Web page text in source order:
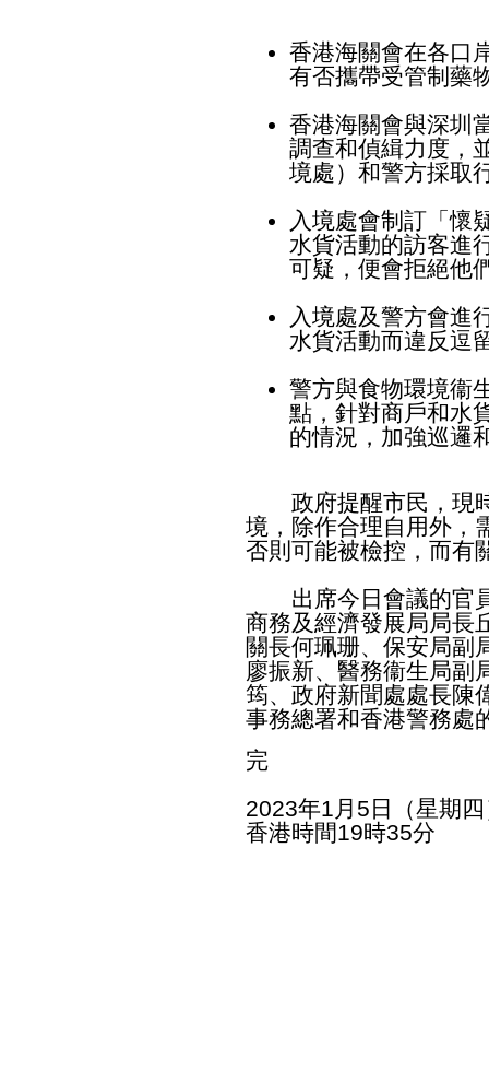
香港海關會在各口
有否攜帶受管制藥
香港海關會與深圳
調查和偵緝力度，
境處）和警方採取
入境處會制訂「懷
水貨活動的訪客進
可疑，便會拒絕他
入境處及警方會進
水貨活動而違反逗
警方與食物環境衞
點，針對商戶和水
的情況，加強巡邏
政府提醒市民，現時
境，除作合理自用外，
否則可能被檢控，而有
出席今日會議的官員
商務及經濟發展局局長
關長何珮珊、保安局副
廖振新、醫務衞生局副
筠、政府新聞處處長陳
事務總署和香港警務處
完
2023年1月5日（星期
香港時間19時35分